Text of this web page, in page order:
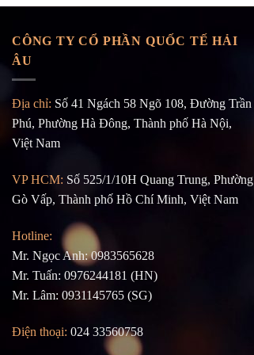
CÔNG TY CỔ PHẦN QUỐC TẾ HẢI
ÂU
Địa chỉ: Số 41 Ngách 58 Ngõ 108, Đường Trần
Phú, Phường Hà Đông, Thành phố Hà Nội,
Việt Nam
VP HCM: Số 525/1/10H Quang Trung, Phường
Gò Vấp, Thành phố Hồ Chí Minh, Việt Nam
Hotline:
Mr. Ngọc Anh: 0983565628
Mr. Tuấn: 0976244181 (HN)
Mr. Lâm: 0931145765 (SG)
Điện thoại: 024 33560758